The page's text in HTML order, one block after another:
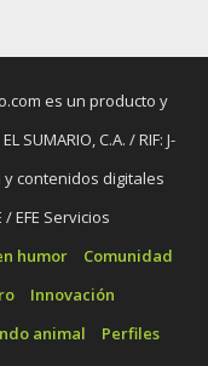
es un producto y
SUMARIO, C.A. / RIF: J-
y contenidos digitales
EFE Servicios
humor
Comunidad
Innovación
animal
Perfiles